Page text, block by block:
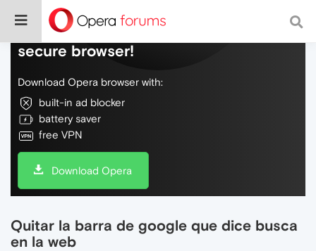
Do more on the web, with a fast and
secure browser!
Download Opera browser with:
built-in ad blocker
battery saver
free VPN
Download Opera
Quitar la barra de google que dice busca
en la web